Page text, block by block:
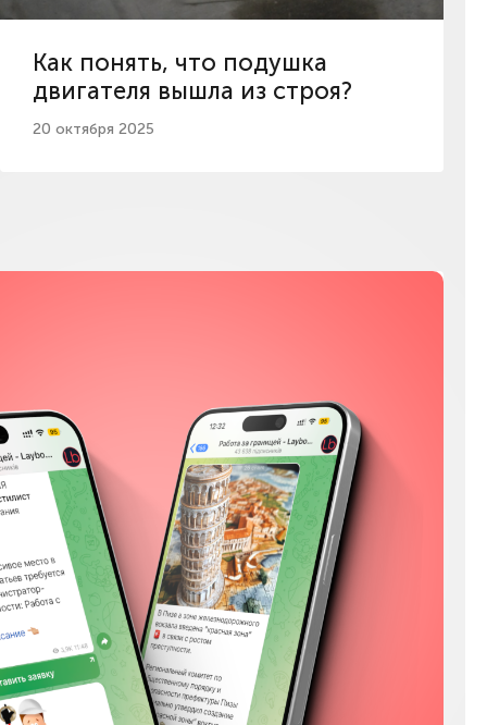
Как понять, что подушка
двигателя вышла из строя?
20 октября 2025
Facebook
YouTube